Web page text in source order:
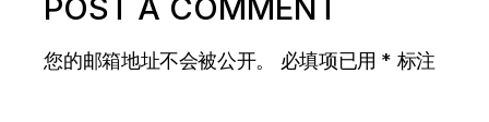
POST A COMMENT
您的邮箱地址不会被公开。 必填项已用 * 标注